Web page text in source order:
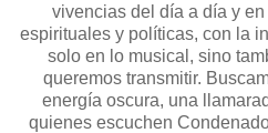
vivencias del día a día y
espirituales y políticas, con la
solo en lo musical, sino
queremos transmitir.
energía oscura, una
quienes escuchen